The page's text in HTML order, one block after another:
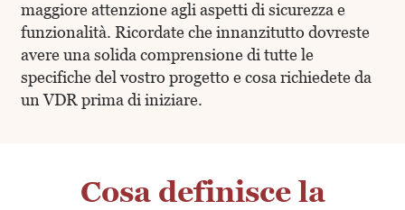
maggiore attenzione agli aspetti di sicurezza e
funzionalità. Ricordate che innanzitutto dovreste
avere una solida comprensione di tutte le
specifiche del vostro progetto e cosa richiedete da
un VDR prima di iniziare.
Cosa definisce la